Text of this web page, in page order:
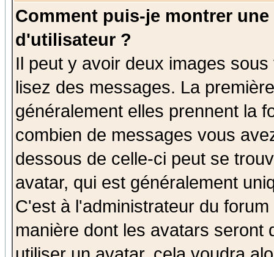
Comment puis-je montrer
d'utilisateur ?
Il peut y avoir deux images
lisez des messages. La
généralement elles prennent la
combien de messages vous
dessous de celle-ci peut se
avatar, qui est généralement
C'est à l'administrateur du
manière dont les avatars seront